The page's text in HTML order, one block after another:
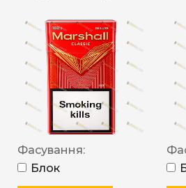
Фасування:
Блок